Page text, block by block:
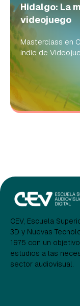
Hidalgo: La
videojuego
Masterclass en
Indie de
CEV, Escuela
3D y Nuevas
1975 con un
estudios a las
sector audiovisual.